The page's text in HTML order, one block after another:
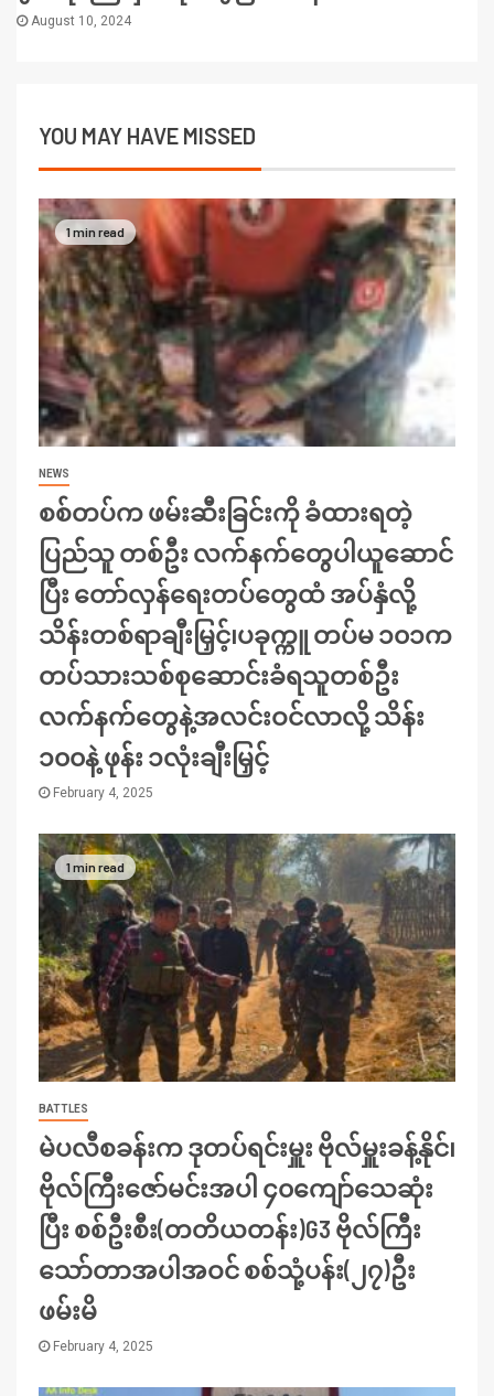
August 10, 2024
YOU MAY HAVE MISSED
1 min read
NEWS
စစ်တပ်က ဖမ်းဆီးခြင်းကို ခံထားရတဲ့
ပြည်သူ တစ်ဦး လက်နက်တွေပါယူဆောင်
ပြီး တော်လှန်ရေးတပ်တွေထံ အပ်နှံလို့
သိန်းတစ်ရာချီးမြှင့်၊ပခုက္ကူ တပ်မ ၁၀၁က
တပ်သားသစ်စုဆောင်းခံရသူတစ်ဦး
လက်နက်တွေနဲ့အလင်းဝင်လာလို့ သိန်း
၁၀၀နဲ့ ဖုန်း ၁လုံးချီးမြှင့်
February 4, 2025
1 min read
BATTLES
မဲပလီစခန်းက ဒုတပ်ရင်းမှူး ဗိုလ်မှူးခန့်နိုင်၊
ဗိုလ်ကြီးဇော်မင်းအပါ ၄၀ကျော်သေဆုံး
ပြီး စစ်ဦးစီး(တတိယတန်း)G3 ဗိုလ်ကြီး
သော်တာအပါအဝင် စစ်သုံ့ပန်း(၂၇)ဦး
ဖမ်းမိ
February 4, 2025